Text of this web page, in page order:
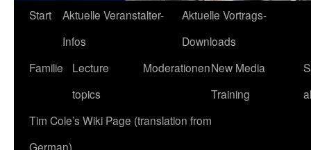
Start
Aktuelle Veranstalter-
Infos
Aktuelle Vortrags-
Downloads
Familie
Lecture
topics
ModerationenNew Media
Training
Tim Cole’s Wiki Page (translation from
German)